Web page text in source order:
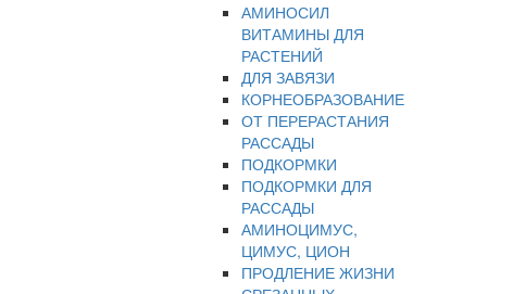
АМИНОСИЛ
ВИТАМИНЫ ДЛЯ
РАСТЕНИЙ
ДЛЯ ЗАВЯЗИ
КОРНЕОБРАЗОВАНИЕ
ОТ ПЕРЕРАСТАНИЯ
РАССАДЫ
ПОДКОРМКИ
ПОДКОРМКИ ДЛЯ
РАССАДЫ
АМИНОЦИМУС,
ЦИМУС, ЦИОН
ПРОДЛЕНИЕ ЖИЗНИ